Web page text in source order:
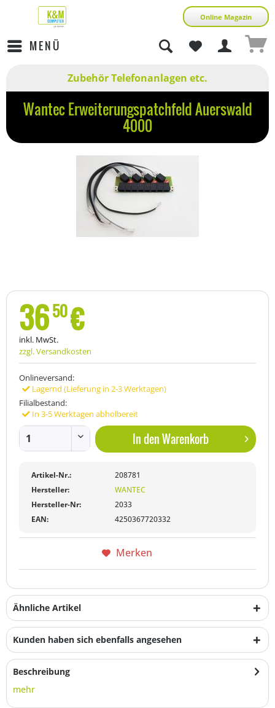
Online Magazin
MENÜ
Zubehör Telefonanlagen etc.
Wantec Erweiterungspatchfeld Auerswald
4000
3650€
inkl. MwSt.
zzgl. Versandkosten
Onlineversand:
Lagernd (Lieferung in 2-3 Werktagen)
Filialbestand:
In 3-5 Werktagen abholbereit
In denWarenkorb
Artikel-Nr.:
208781
Hersteller:
WANTEC
Hersteller-Nr:
2033
EAN:
4250367720332
Merken
Ähnliche Artikel
Kunden haben sich ebenfalls angesehen
Beschreibung
mehr